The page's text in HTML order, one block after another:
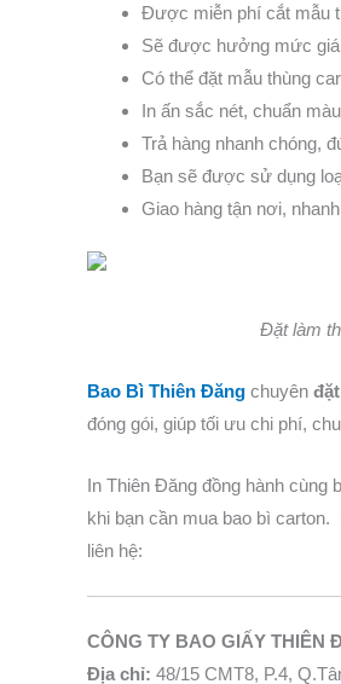
Được miễn phí cắt mẫu
Sẽ được hưởng mức
Có thể đặt mẫu thùng
In ấn sắc nét, chuẩn
Trả hàng nhanh chóng,
Bạn sẽ được sử dụng
Giao hàng tận nơi,
Đặt làm
Bao Bì Thiên Đăng chuyên
đóng gói, giúp tối ưu chi phí,
In Thiên Đăng đồng hành cùng
khi bạn cần mua bao bì
liên hệ:
CÔNG TY BAO GIẤY THIÊN
Địa chỉ: 48/15 CMT8, P.4,